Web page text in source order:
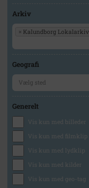
Arkiv
× Kalundborg Lokalarkiv
Geografi
Generelt
Vis kun med billeder
Vis kun med filmklip
Vis kun med lydklip
Vis kun med kilder
Vis kun med geo-tag